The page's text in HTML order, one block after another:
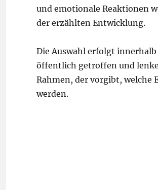
und emotionale Reaktionen
der erzählten Entwicklung.
Die Auswahl erfolgt
öffentlich getroffen und
Rahmen, der vorgibt, welche
werden.